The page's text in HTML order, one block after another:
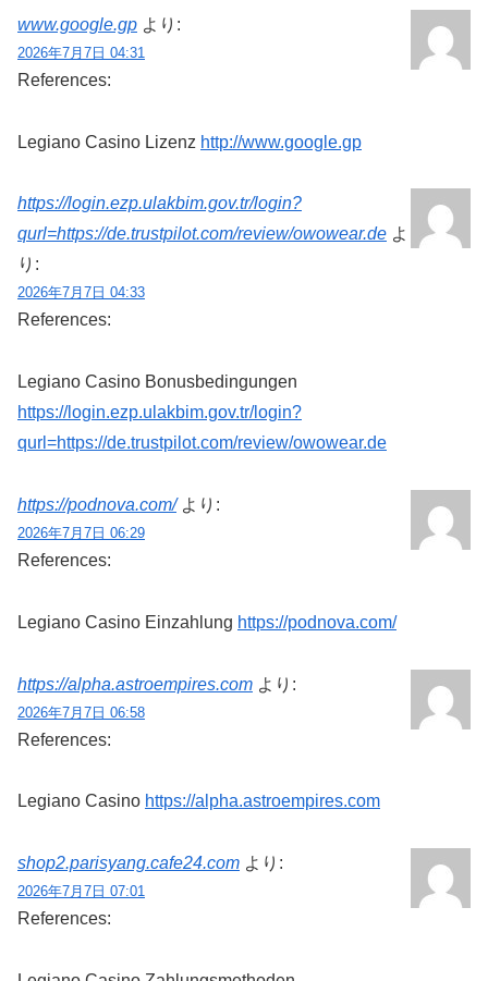
www.google.gp より:
2026年7月7日 04:31
References:
Legiano Casino Lizenz http://www.google.gp
https://login.ezp.ulakbim.gov.tr/login?
qurl=https://de.trustpilot.com/review/owowear.de よ
り:
2026年7月7日 04:33
References:
Legiano Casino Bonusbedingungen
https://login.ezp.ulakbim.gov.tr/login?
qurl=https://de.trustpilot.com/review/owowear.de
https://podnova.com/ より:
2026年7月7日 06:29
References:
Legiano Casino Einzahlung https://podnova.com/
https://alpha.astroempires.com より:
2026年7月7日 06:58
References:
Legiano Casino https://alpha.astroempires.com
shop2.parisyang.cafe24.com より:
2026年7月7日 07:01
References: